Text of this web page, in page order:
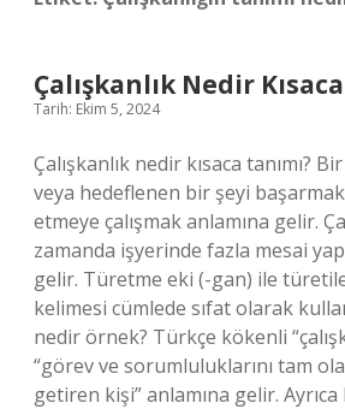
Çalışkanlık Nedir Kısaca
Tarih: Ekim 5, 2024
Çalışkanlık nedir kısaca tanımı?
veya hedeflenen bir şeyi
etmeye çalışmak anlamına gelir.
zamanda işyerinde fazla mesai
gelir. Türetme eki (-gan) ile
kelimesi cümlede sıfat olarak
nedir örnek? Türkçe kökenli
“görev ve sorumluluklarını tam
getiren kişi” anlamına gelir.